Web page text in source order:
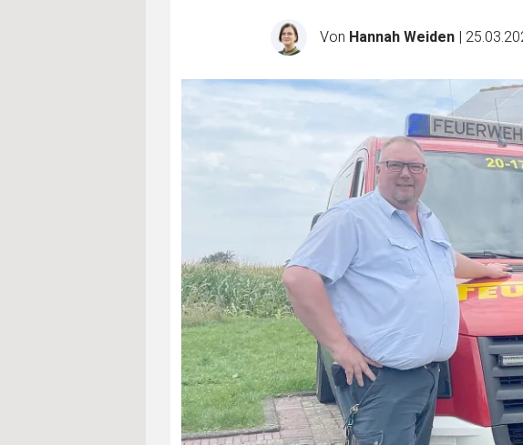
Von Hannah Weiden |